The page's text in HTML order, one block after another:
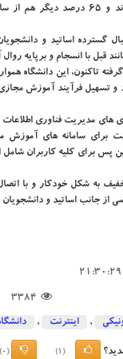
گسترده اساتید و
قبل با انسجام و برپایه روال
تاكنون، این دانشگاه
و تسهیل فرآیند آموزش
های مدیریت فناوری اطلاعات و
برای سامانه های آموزش
پس برای كلیه كاربران
از جانب اساتید و
21:30:29
3384
, اینترنت ,
(1)
(0)